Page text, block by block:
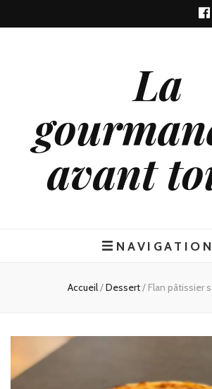
La
avant
NAVIGATION
Accueil/Dessert/ Flan pâtissier